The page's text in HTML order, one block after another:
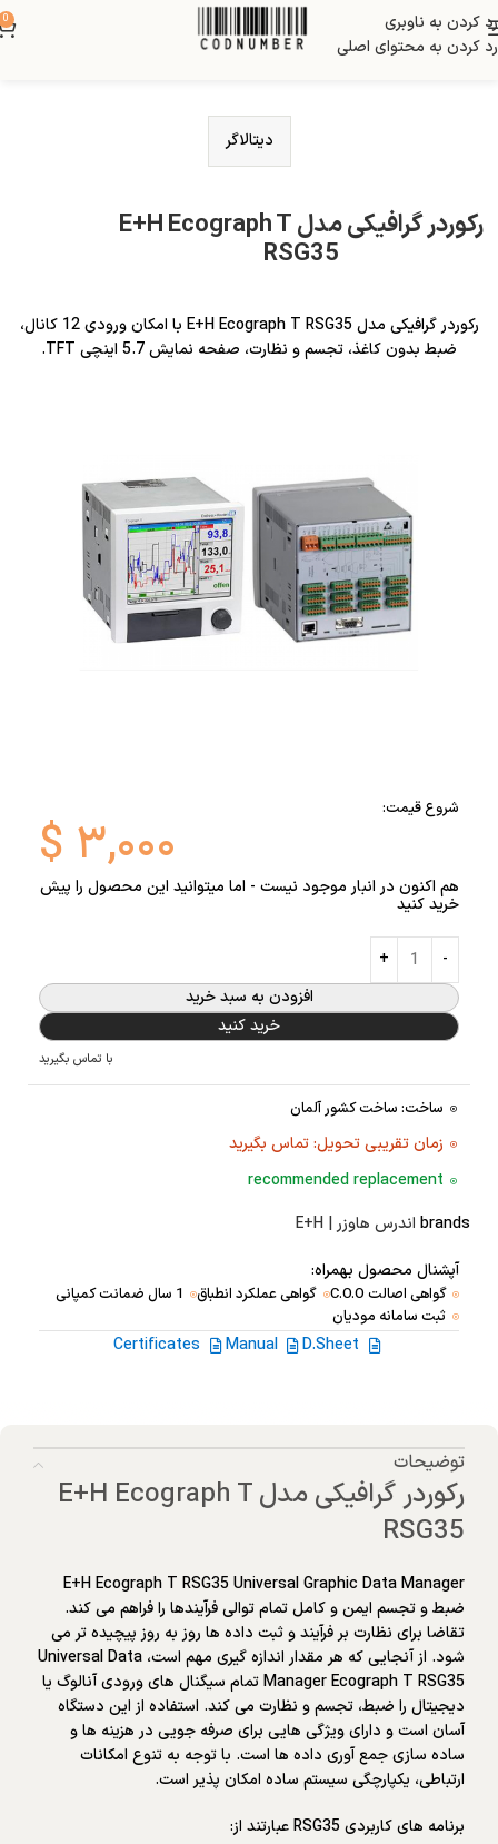
رد کردن به ناوبری
رد کردن به محتوای اصلی
0
دیتالاگر
رکوردر گرافیکی مدل E+H Ecograph T
RSG35
رکوردر گرافیکی مدل E+H Ecograph T RSG35 با امکان ورودی 12 کانال،
ضبط بدون کاغذ، تجسم و نظارت، صفحه نمایش 5.7 اینچی TFT.
شروع قیمت:
$ ۳,۰۰۰
هم اکنون در انبار موجود نیست - اما میتوانید این محصول را پیش
خرید کنید
افزودن به سبد خرید
خرید کنید
با تماس بگیرید
ساخت: ساخت کشور آلمان
زمان تقریبی تحویل: تماس بگیرید
recommended replacement
brands اندرس هاوزر | E+H
آپشنال محصول بهمراه:
گواهی اصالت C.O.O گواهی عملکرد انطباق
1 سال ضمانت کمپانی
ثبت سامانه مودیان
D.Sheet
Manual
Certificates
توضیحات
رکوردر گرافیکی مدل E+H Ecograph T
RSG35
E+H Ecograph T RSG35 Universal Graphic Data Manager
ضبط و تجسم ایمن و کامل تمام توالی فرآیندها را فراهم می کند.
تقاضا برای نظارت بر فرآیند و ثبت داده ها روز به روز پیچیده تر می
شود. از آنجایی که هر مقدار اندازه گیری مهم است، Universal Data
Manager Ecograph T RSG35 تمام سیگنال های ورودی آنالوگ یا
دیجیتال را ضبط، تجسم و نظارت می کند. استفاده از این دستگاه
آسان است و دارای ویژگی هایی برای صرفه جویی در هزینه ها و
ساده سازی جمع آوری داده ها است. با توجه به تنوع امکانات
ارتباطی، یکپارچگی سیستم ساده امکان پذیر است.
برنامه های کاربردی RSG35 عبارتند از: